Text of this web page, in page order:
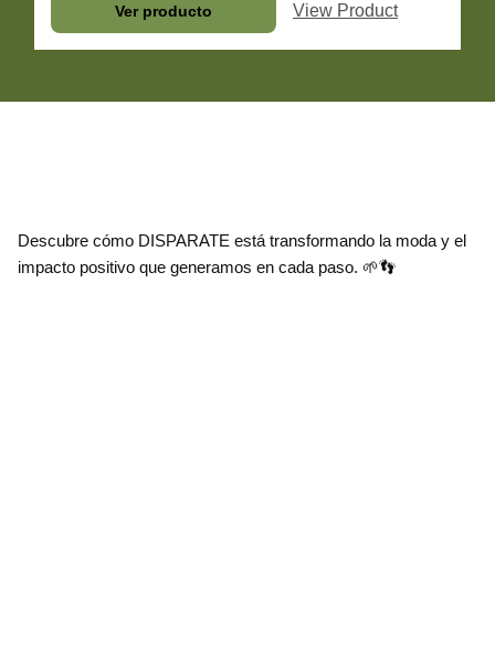
Seleccionar opciones View Product
Descubre cómo DISPARATE está transformando la moda y el
impacto positivo que generamos en cada paso. 🌱👣